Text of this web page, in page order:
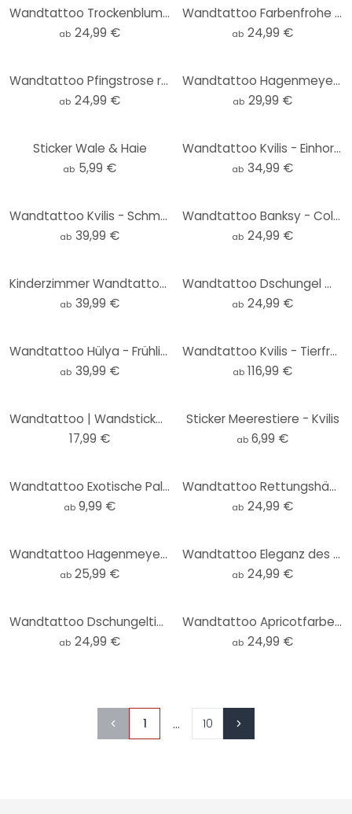
Wandtattoo Trockenblumen - Eleganz der Vergänglichkeit - Treechild - Rund
ab 24,99 €
Wandtattoo Farbenfrohe Frühlingswiese - SpaceFrog Designs - Rund
ab 24,99 €
Wandtattoo Pfingstrose rosé - Haase - Rund
ab 24,99 €
Wandtattoo Hagenmeyer - Bin morgens immer gut drauf...
ab 29,99 €
Sticker Wale & Haie
ab 5,99 €
Wandtattoo Kvilis - Einhorn mit Flügeln
ab 34,99 €
Wandtattoo Kvilis - Schmetterlingselfe
ab 39,99 €
Wandtattoo Banksy - Coloured Rain - Rund
ab 24,99 €
Kinderzimmer Wandtattoo Auf Wolken schlafende Tiere mit Mond und Sternen (31-teilig) - Kvilis
ab 39,99 €
Wandtattoo Dschungel mit Papageien Grün - Bloomery Decor - Rund
ab 24,99 €
Wandtattoo Hülya - Frühlingsmoment
ab 39,99 €
Wandtattoo Kvilis - Tierfreunde im Wald Set (24-teilig)
ab 116,99 €
Wandtattoo | Wandsticker für Kinder - Niedliche Tiere unter Palmen - Oliver Robins - 50x70 cm
17,99 €
Sticker Meerestiere - Kvilis
ab 6,99 €
Wandtattoo Exotische Palme
ab 9,99 €
Wandtattoo Rettungshäuschen am Strand - Rivers - Rund
ab 24,99 €
Wandtattoo Hagenmeyer - Stay strong
ab 25,99 €
Wandtattoo Eleganz des Ozeans - Goldene Ströme - Alpenglow Workshop - Rund
ab 24,99 €
Wandtattoo Dschungeltiere auf großer Safari - Ms Tiff - Rund
ab 24,99 €
Wandtattoo Apricotfarbene Sonne - Kubistika - Rund
ab 24,99 €
1 ... 10